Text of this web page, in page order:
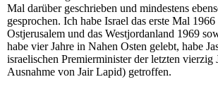
Mal darüber geschrieben und mindestens
gesprochen. Ich habe Israel das erste Mal 1966
Ostjerusalem und das Westjordanland 1969
habe vier Jahre in Nahen Osten gelebt, habe
israelischen Premierminister der letzten vierzig
Ausnahme von Jair Lapid) getroffen.